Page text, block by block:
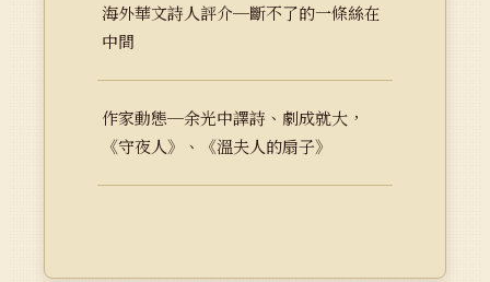
海外華文詩人評介─斷不了的一條絲在
中間
作家動態─余光中譯詩、劇成就大，
《守夜人》、《溫夫人的扇子》